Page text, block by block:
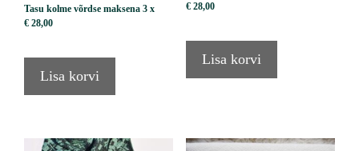
Tasu kolme võrdse maksena 3 x
€ 28,00
Lisa korvi
€28,00
Lisa korvi